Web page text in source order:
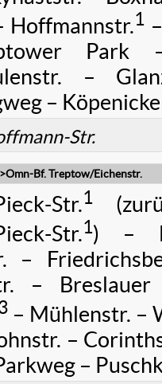
Hoffmannstr.1
Park
–
–
Str.
Bf. Treptow/Eichenstr.
Str.1
Str.1) –
–
–
– Mühlenstr. –
–
–